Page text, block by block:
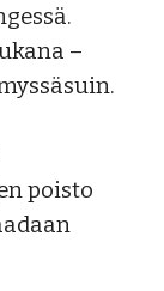
–
poisto